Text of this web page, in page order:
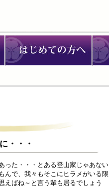
・・・
った・・・とある登山家じゃあない
んで、我々もそこにヒラメがいる限
えばね～と言う輩も居るでしょう